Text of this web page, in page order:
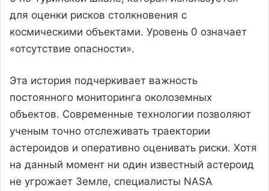
для оценки рисков столкновения с
космическими объектами. Уровень 0 означает
«отсутствие опасности».
Эта история подчеркивает важность
постоянного мониторинга околоземных
объектов. Современные технологии позволяют
ученым точно отслеживать траектории
астероидов и оперативно оценивать риски. Хотя
на данный момент ни один известный астероид
не угрожает Земле, специалисты NASA